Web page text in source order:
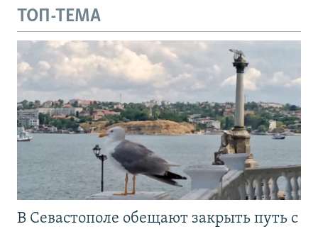
ТОП-ТЕМА
В Севастополе обещают закрыть путь с